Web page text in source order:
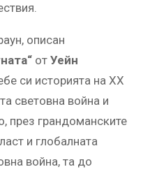
описан
от Уейн
си историята на XX
световна война и
през грандоманските
и глобалната
война, та до